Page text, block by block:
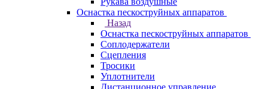
Оснастка пескоструйных аппаратов
Назад
Оснастка пескоструйных аппаратов
Соплодержатели
Сцепления
Тросики
Уплотнители
Дистанционное управление